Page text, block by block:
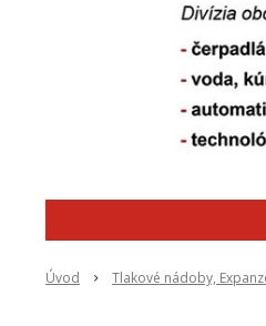
Úvod Tlakové nádoby,